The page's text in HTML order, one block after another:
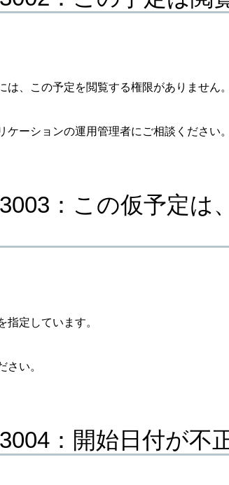
は、この予定を閲覧する権限がありません。
ケーションの運用管理者にご相談ください。
：この仮予定は
指定しています。
さい。
：開始日付が不